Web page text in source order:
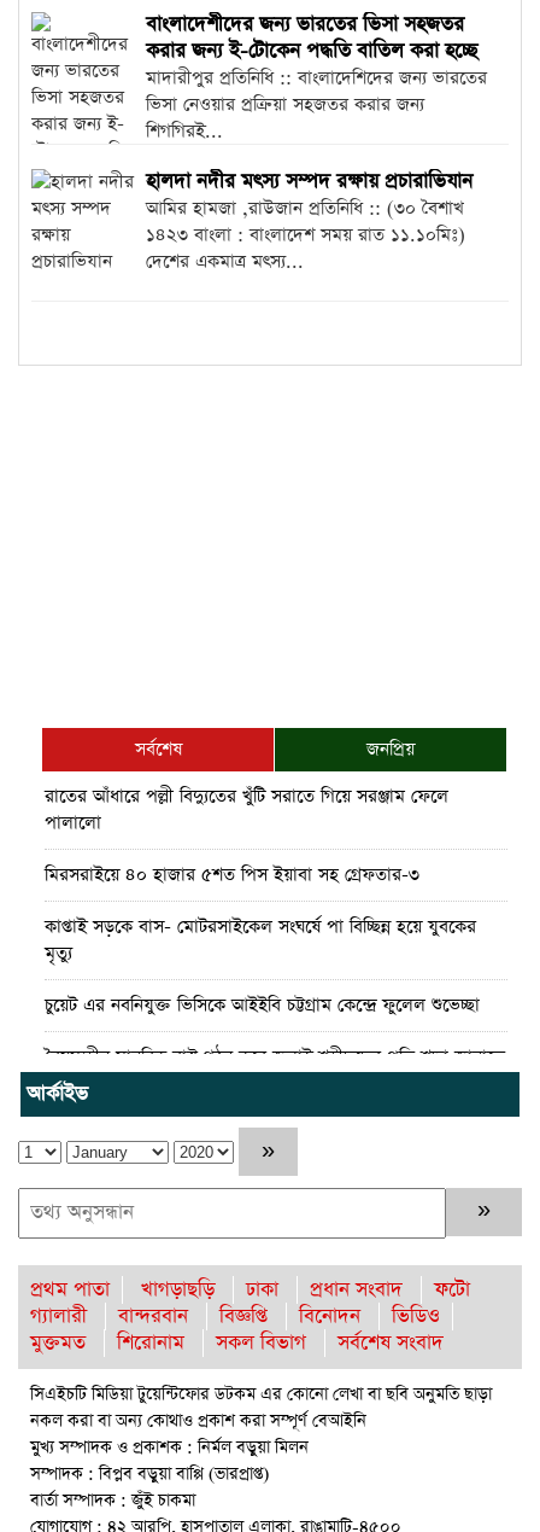
বাংলাদেশীদের জন্য ভারতের ভিসা সহজতর
করার জন্য ই-টোকেন পদ্ধতি বাতিল করা হচ্ছে
মাদারীপুর প্রতিনিধি :: বাংলাদেশিদের জন্য ভারতের
ভিসা নেওয়ার প্রক্রিয়া সহজতর করার জন্য
শিগগিরই...
হালদা নদীর মৎস্য সম্পদ রক্ষায় প্রচারাভিযান
আমির হামজা ,রাউজান প্রতিনিধি :: (৩০ বৈশাখ
১৪২৩ বাংলা : বাংলাদেশ সময় রাত ১১.১০মিঃ)
দেশের একমাত্র মৎস্য...
সর্বশেষ
জনপ্রিয়
রাতের আঁধারে পল্লী বিদ্যুতের খুঁটি সরাতে গিয়ে সরঞ্জাম ফেলে
পালালো
মিরসরাইয়ে ৪০ হাজার ৫শত পিস ইয়াবা সহ গ্রেফতার-৩
কাপ্তাই সড়কে বাস- মোটরসাইকেল সংঘর্ষে পা বিচ্ছিন্ন হয়ে যুবকের
মৃত্যু
চুয়েট এর নবনিযুক্ত ভিসিকে আইইবি চট্টগ্রাম কেন্দ্রে ফুলেল শুভেচ্ছা
বৈষম্যহীন মানবিক রাষ্ট্র গঠন করে জুলাই শহীদদের প্রতি শ্রদ্ধা জানাতে
হবে : জননেতা সাইফুল হক
তিন দিন পর ব্রহ্মপুত্র নদে নিখোঁজ সাইফুলের মরদেহ গফরগাঁও থেকে
উদ্ধার
ব্রহ্মপুত্র নদে নিখোঁজ কৃষকের সন্ধান মেলেনি
রাঙ্গুনিয়ায় জুলাই গণঅভ্যুত্থান দিবস পালিত
পার্বতীপুরে জুলাই গণঅভ্যুত্থান দিবস পালন
আত্রাইয়ে যথাযোগ্য মর্যাদায় ‘জুলাই গণঅভ্যুত্থান দিবস’ পালিত
রাউজানে আগুনে পুড়ে ছাই ভ্যান কৃষকের স্বপ্ন
ঈশ্বরগঞ্জে বজ্রপাতে কৃষকের মৃত্যু : আহত-২
বৈষম্যহীন মানবিক রাষ্ট্র গঠন করে জুলাই শহীদদের প্রতি শ্রদ্ধা জানাতে
আর্কাইভ
প্রথম পাতা খাগড়াছড়ি ঢাকা প্রধান সংবাদ
ফটো
গ্যালারী
বান্দরবান বিজ্ঞপ্তি বিনোদন
ভিডিও
মুক্তমত
শিরোনাম সকল বিভাগ সর্বশেষ সংবাদ
সিএইচটি মিডিয়া টুয়েন্টিফোর ডটকম এর কোনো লেখা বা ছবি অনুমতি ছাড়া
নকল করা বা অন্য কোথাও প্রকাশ করা সম্পূর্ণ বেআইনি
মুখ্য সম্পাদক ও প্রকাশক : নির্মল বড়ুয়া মিলন
সম্পাদক : বিপ্লব বড়ুয়া বাপ্পি (ভারপ্রাপ্ত)
বার্তা সম্পাদক : জুঁই চাকমা
যোগাযোগ : ৪২ আরপি, হাসপাতাল এলাকা, রাঙামাটি-৪৫০০